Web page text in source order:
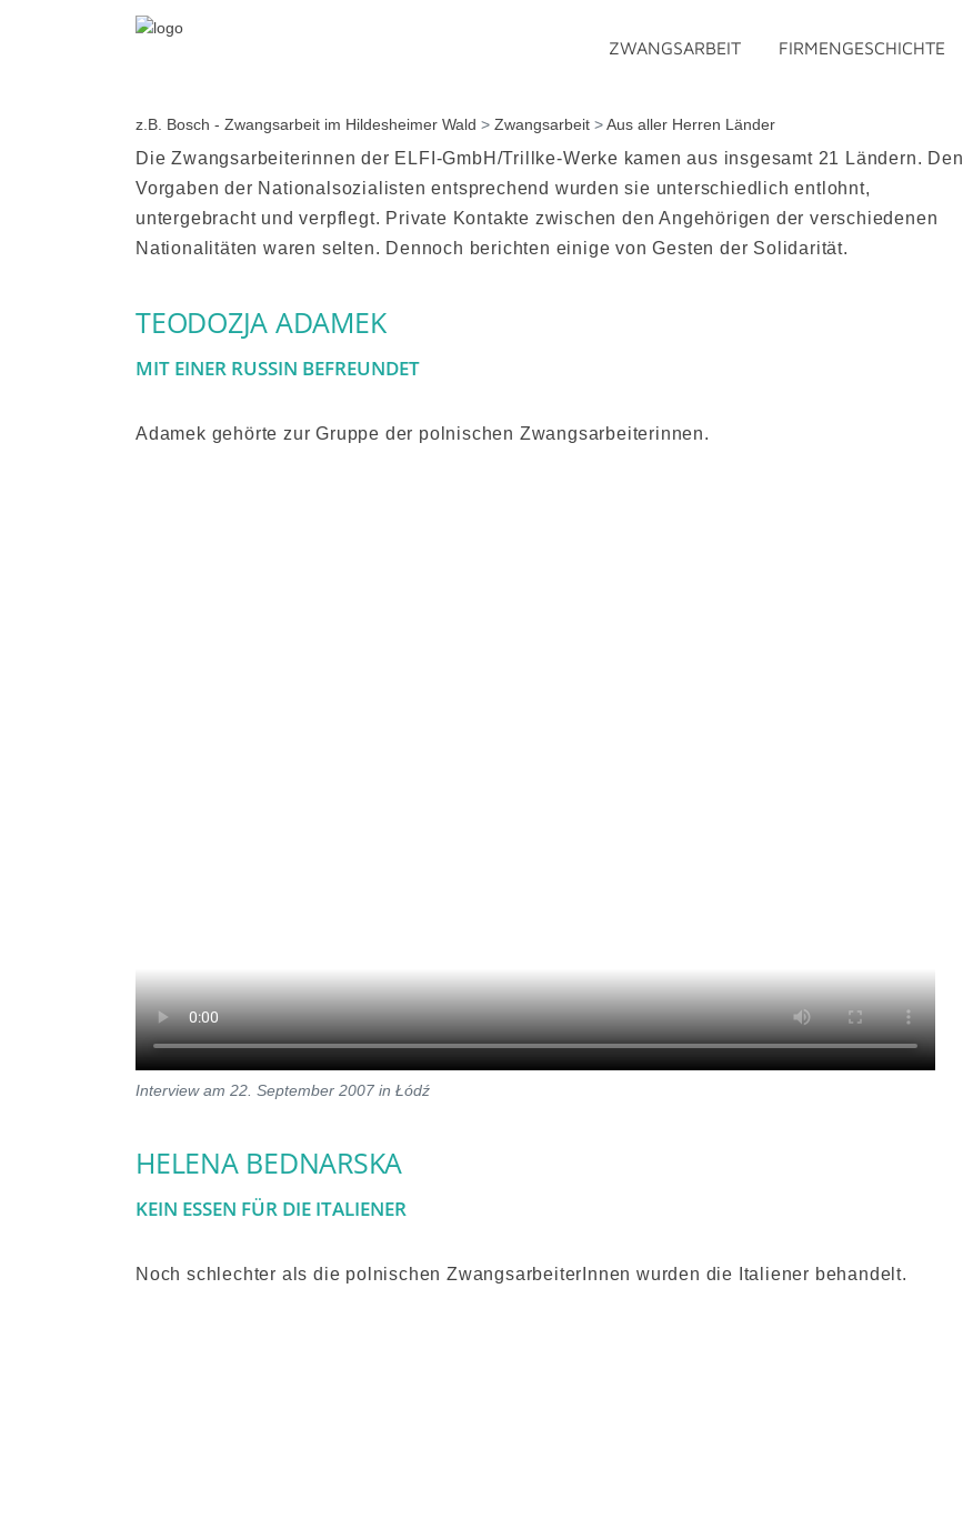
ZWANGSARBEIT FIRMENGESCHICHTE
z.B. Bosch - Zwangsarbeit im Hildesheimer Wald > Zwangsarbeit >Aus aller Herren Länder
Die Zwangsarbeiterinnen der ELFI-GmbH/Trillke-Werke kamen aus insgesamt 21 Ländern. Den
Vorgaben der Nationalsozialisten entsprechend wurden sie unterschiedlich entlohnt,
untergebracht und verpflegt. Private Kontakte zwischen den Angehörigen der verschiedenen
Nationalitäten waren selten. Dennoch berichten einige von Gesten der Solidarität.
TEODOZJA ADAMEK
MIT EINER RUSSIN BEFREUNDET
Adamek gehörte zur Gruppe der polnischen Zwangsarbeiterinnen.
Interview am 22. September 2007 in Łódź
HELENA BEDNARSKA
KEIN ESSEN FÜR DIE ITALIENER
Noch schlechter als die polnischen ZwangsarbeiterInnen wurden die Italiener behandelt.